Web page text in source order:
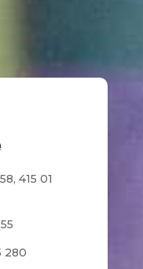
415 01
280